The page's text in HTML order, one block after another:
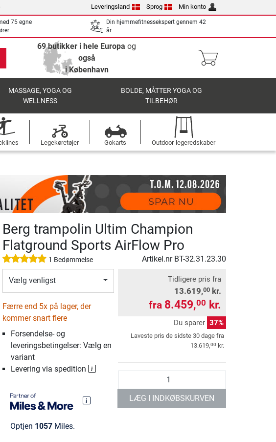
Leveringsland Sprog Min konto
75 egne
Din hjemmefitnessekspert gennem 42
år
69 butikker i hele Europa og
også
i København
MASSAGE, YOGA OG
WELLNESS
BOLDE, MÅTTER YOGA OG
TILBEHØR
Legekøretøjer Gokarts Outdoor-legeredskaber
Berg trampolin Ultim Champion
Flatground Sports AirFlow Pro
1 Bedømmelse Artikel.nr BT-32.31.23.30
Vælg venligst
Færre end 5x på lager, der
kommer snart flere
Forsendelse- og
leveringsbetingelser: Vælg en
variant
Levering via spedition
Optjen 1057Miles.
Tidligere pris fra
13.619,00 kr.
fra 8.459,00 kr.
Du sparer 37%
Laveste pris de sidste 30 dage fra
13.619,00 kr.
LÆG I INDKØBSKURVEN